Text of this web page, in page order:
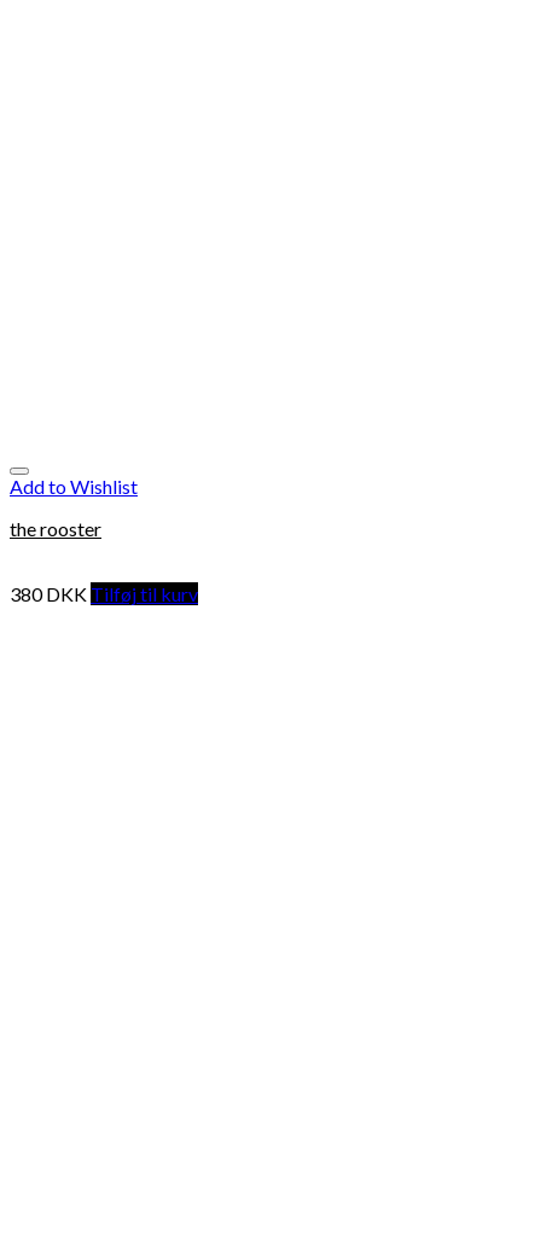
Add to Wishlist
the rooster
380DKK Tilføj til kurv